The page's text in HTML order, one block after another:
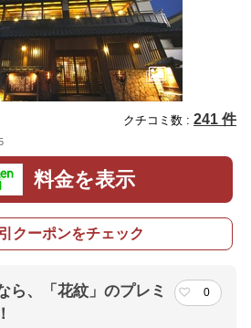
クチコミ数 : 241 件
料金を表示
クーポンをチェック
ら、「花紋」のプレミ
0